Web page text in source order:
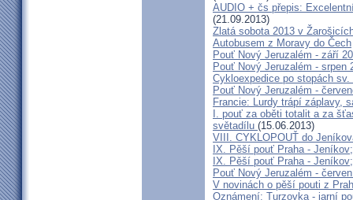
AUDIO + čs přepis:
(21.09.2013)
Zlatá sobota 2013 v
Autobusem z Moravy do Čech
Pouť Nový Jeruzalém - září
Pouť Nový Jeruzalém - srpen
Cykloexpedice po stopách
Pouť Nový Jeruzalém -
Francie: Lurdy trápí záplavy,
I. pouť za oběti totalit a za
světadílu (15.06.2013)
VIII. CYKLOPOUŤ do
IX. Pěší pouť Praha -
IX. Pěší pouť Praha -
Pouť Nový Jeruzalém -
V novinách o pěší pouti z
Oznámení: Turzovka - jarní